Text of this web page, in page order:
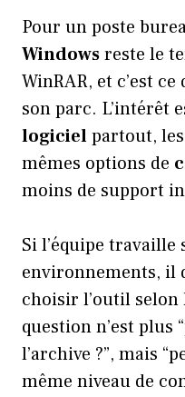
Pour un poste
Windowsreste le
WinRAR, et c’est
son parc. L’intérêt
logicielpartout,
mêmes options de
moins de support
Si l’équipe
environnements, il
choisir l’outil
question n’est plus
l’archive ?”, mais
même niveau de